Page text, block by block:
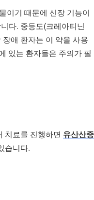
이기 때문에 신장 기능이
다. 중등도(크레아티닌
애 환자는 이 약을 사용
있는 환자들은 주의가 필
치료를 진행하면 유산산증
습니다.